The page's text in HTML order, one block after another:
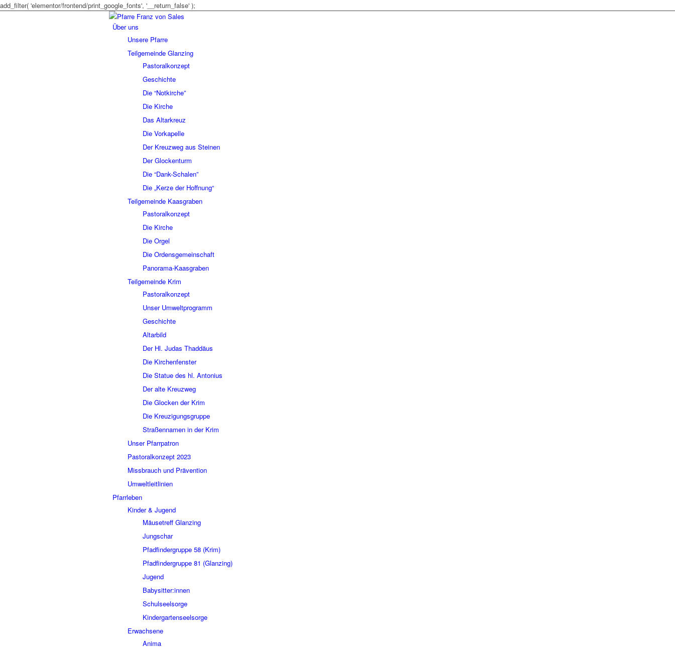
add_filter( 'elementor/frontend/print_google_fonts', '__return_false' );
Über uns
Unsere Pfarre
Teilgemeinde Glanzing
Pastoralkonzept
Geschichte
Die “Notkirche”
Die Kirche
Das Altarkreuz
Die Vorkapelle
Der Kreuzweg aus Steinen
Der Glockenturm
Die “Dank-Schalen”
Die „Kerze der Hoffnung“
Teilgemeinde Kaasgraben
Pastoralkonzept
Die Kirche
Die Orgel
Die Ordensgemeinschaft
Panorama-Kaasgraben
Teilgemeinde Krim
Pastoralkonzept
Unser Umweltprogramm
Geschichte
Altarbild
Der Hl. Judas Thaddäus
Die Kirchenfenster
Die Statue des hl. Antonius
Der alte Kreuzweg
Die Glocken der Krim
Die Kreuzigungsgruppe
Straßennamen in der Krim
Unser Pfarrpatron
Pastoralkonzept 2023
Missbrauch und Prävention
Umweltleitlinien
Pfarrleben
Kinder & Jugend
Mäusetreff Glanzing
Jungschar
Pfadfindergruppe 58 (Krim)
Pfadfindergruppe 81 (Glanzing)
Jugend
Babysitter:innen
Schulseelsorge
Kindergartenseelsorge
Erwachsene
Anima